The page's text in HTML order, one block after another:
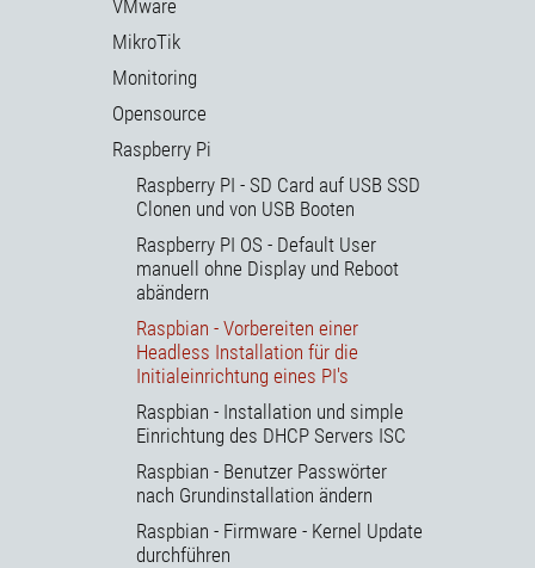
VMware
MikroTik
Monitoring
Opensource
Raspberry Pi
Raspberry PI - SD Card auf USB SSD
Clonen und von USB Booten
Raspberry PI OS - Default User
manuell ohne Display und Reboot
abändern
Raspbian - Vorbereiten einer
Headless Installation für die
Initialeinrichtung eines PI's
Raspbian - Installation und simple
Einrichtung des DHCP Servers ISC
Raspbian - Benutzer Passwörter
nach Grundinstallation ändern
Raspbian - Firmware - Kernel Update
durchführen